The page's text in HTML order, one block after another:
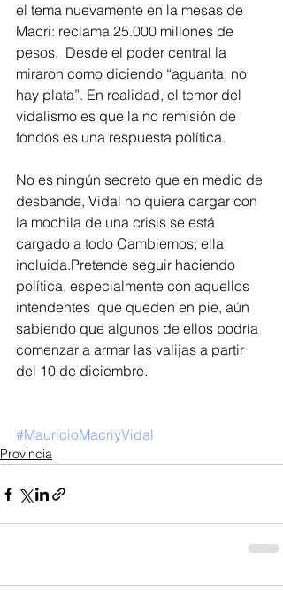
el tema nuevamente en la mesas de
Macri: reclama 25.000 millones de
pesos.  Desde el poder central la
miraron como diciendo “aguanta, no
hay plata”. En realidad, el temor del
vidalismo es que la no remisión de
fondos es una respuesta política.
No es ningún secreto que en medio de
desbande, Vidal no quiera cargar con
la mochila de una crisis se está
cargado a todo Cambiemos; ella
incluida.Pretende seguir haciendo
política, especialmente con aquellos
intendentes  que queden en pie, aún
sabiendo que algunos de ellos podría
comenzar a armar las valijas a partir
del 10 de diciembre.
#MauricioMacriyVidal
Provincia